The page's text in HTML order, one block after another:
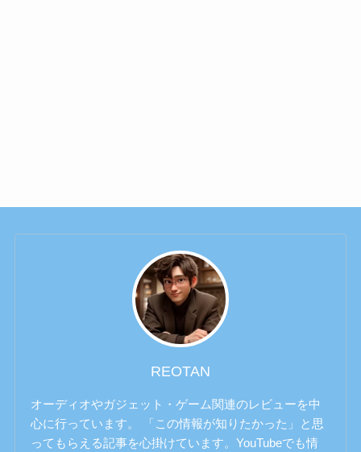
REOTAN
オーディオやガジェット・ゲーム関連のレビューを中
心に行っています。 「この情報が知りたかった」と思
ってもらえる記事を心掛けています。YouTubeでも情